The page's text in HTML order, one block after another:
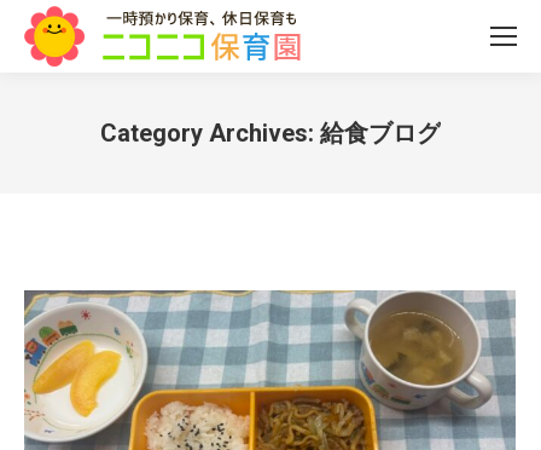
Category Archives: 給食ブログ